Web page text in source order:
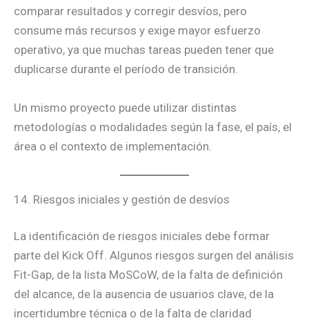
comparar resultados y corregir desvíos, pero
consume más recursos y exige mayor esfuerzo
operativo, ya que muchas tareas pueden tener que
duplicarse durante el período de transición.
Un mismo proyecto puede utilizar distintas
metodologías o modalidades según la fase, el país, el
área o el contexto de implementación.
14. Riesgos iniciales y gestión de desvíos
La identificación de riesgos iniciales debe formar
parte del Kick Off. Algunos riesgos surgen del análisis
Fit-Gap, de la lista MoSCoW, de la falta de definición
del alcance, de la ausencia de usuarios clave, de la
incertidumbre técnica o de la falta de claridad